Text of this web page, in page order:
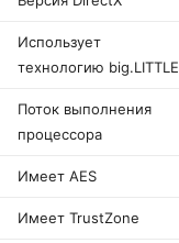
Использует
технологию big.LITTLE
Поток выполнения
процессора
Имеет AES
Имеет TrustZone